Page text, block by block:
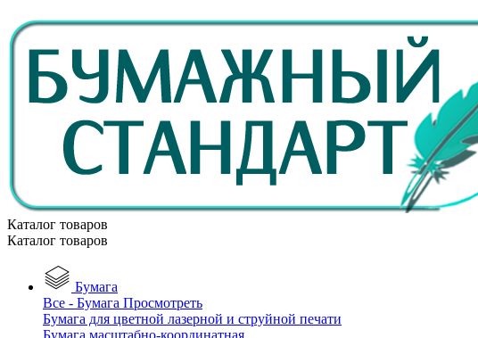
Каталог товаров
Каталог товаров
Бумага
Все - Бумага Просмотреть
Бумага для цветной лазерной и струйной печати
Бумага масштабно-координатная